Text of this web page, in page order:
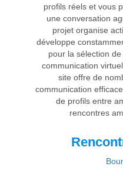
profils réels et vous
une conversation
projet organise
développe
pour la sélection
communication
site offre de
communication
de profils entre
rencontres